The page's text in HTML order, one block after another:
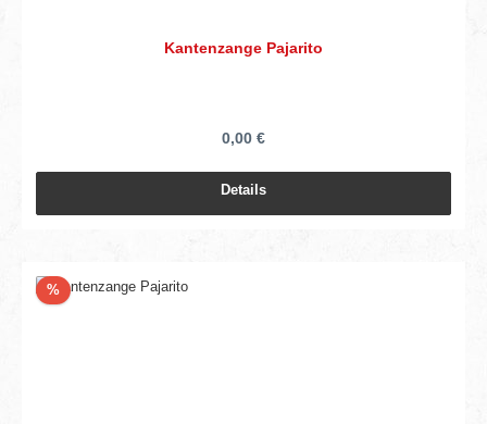
Kantenzange Pajarito
0,00 €
Details
%Rabatt